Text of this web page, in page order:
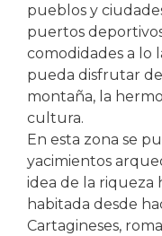
pueblos y
puertos
comodidades a lo
pueda disfrutar
montaña, la
cultura.
En esta zona se
yacimientos
idea de la riqueza
habitada desde
Cartagineses,